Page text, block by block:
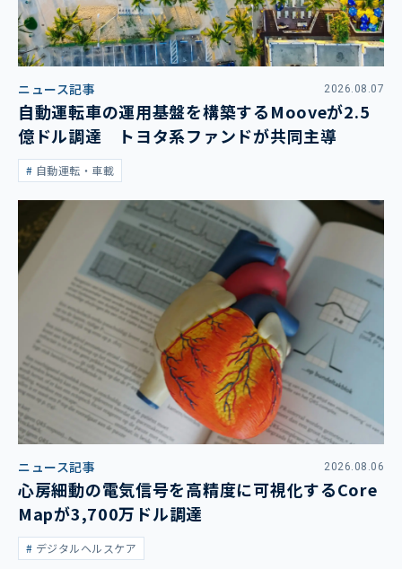
ニュース記事 2026.08.07
自動運転車の運用基盤を構築するMooveが2.5
億ドル調達 トヨタ系ファンドが共同主導
自動運転・車載
ニュース記事 2026.08.06
心房細動の電気信号を高精度に可視化するCore
Mapが3,700万ドル調達
デジタルヘルスケア